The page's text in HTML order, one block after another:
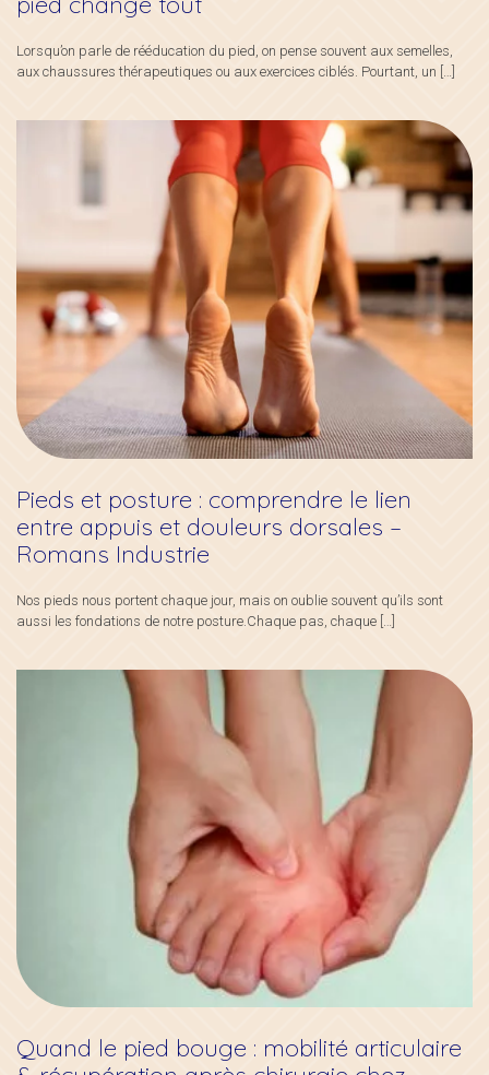
Lorsqu’on parle de rééducation du pied, on pense souvent aux semelles,
aux chaussures thérapeutiques ou aux exercices ciblés. Pourtant, un […]
Pieds et posture : comprendre le lien
entre appuis et douleurs dorsales –
Romans Industrie
Nos pieds nous portent chaque jour, mais on oublie souvent qu’ils sont
aussi les fondations de notre posture.Chaque pas, chaque […]
Quand le pied bouge : mobilité articulaire